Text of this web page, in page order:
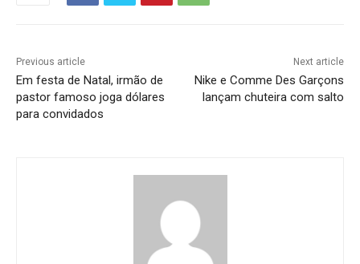
Previous article
Em festa de Natal, irmão de
pastor famoso joga dólares
para convidados
Next article
Nike e Comme Des Garçons
lançam chuteira com salto